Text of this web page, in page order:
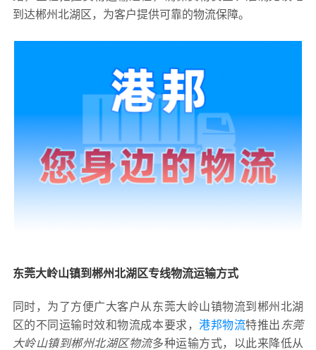
到达郴州北湖区，为客户提供可靠的物流保障。
东莞大岭山镇到郴州北湖区专线物流运输方式
同时，为了方便广大客户从东莞大岭山镇物流到郴州北湖
区的不同运输时效和物流成本要求，港邦物流特推出 东莞
大岭山镇到郴州北湖区物流多种运输方式，以此来降低从